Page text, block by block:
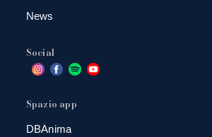
News
Social
Spazio app
DBAnima